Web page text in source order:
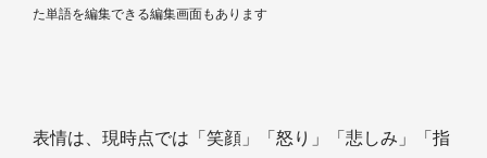
た単語を編集できる編集画面もあります
表情は、現時点では「笑顔」「怒り」「悲しみ」「指